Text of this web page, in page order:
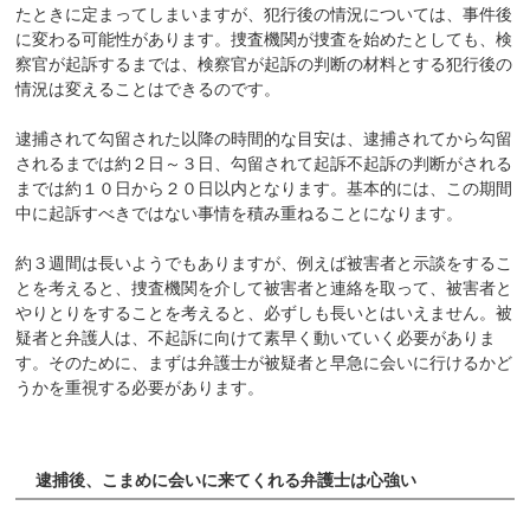
たときに定まってしまいますが、犯行後の情況については、事件後
に変わる可能性があります。捜査機関が捜査を始めたとしても、検
察官が起訴するまでは、検察官が起訴の判断の材料とする犯行後の
情況は変えることはできるのです。
逮捕されて勾留された以降の時間的な目安は、逮捕されてから勾留
されるまでは約２日～３日、勾留されて起訴不起訴の判断がされる
までは約１０日から２０日以内となります。基本的には、この期間
中に起訴すべきではない事情を積み重ねることになります。
約３週間は長いようでもありますが、例えば被害者と示談をするこ
とを考えると、捜査機関を介して被害者と連絡を取って、被害者と
やりとりをすることを考えると、必ずしも長いとはいえません。被
疑者と弁護人は、不起訴に向けて素早く動いていく必要がありま
す。そのために、まずは弁護士が被疑者と早急に会いに行けるかど
うかを重視する必要があります。
逮捕後、こまめに会いに来てくれる弁護士は心強い